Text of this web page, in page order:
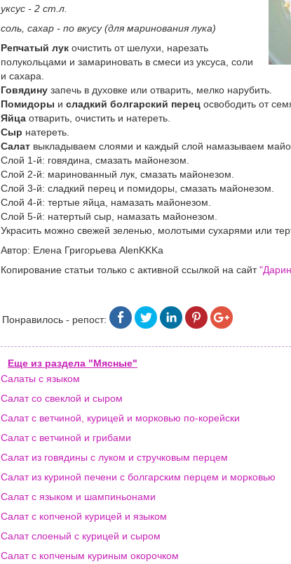
уксус - 2 ст.л.
соль, сахар - по вкусу (для маринования лука)
Репчатый лук очистить от шелухи, нарезать
полукольцами и замариновать в смеси из уксуса, соли
и сахара.
Говядину запечь в духовке или отварить, мелко нарубить.
Помидоры и сладкий болгарский перец освободить от
Яйца отварить, очистить и натереть.
Сыр натереть.
Салат выкладываем слоями и каждый слой намазываем
Слой 1-й: говядина, смазать майонезом.
Слой 2-й: маринованный лук, смазать майонезом.
Слой 3-й: сладкий перец и помидоры, смазать майонезом.
Слой 4-й: тертые яйца, намазать майонезом.
Слой 5-й: натертый сыр, намазать майонезом.
Украсить можно свежей зеленью, молотыми сухарями или
Автор: Елена Григорьева AlenKKKa
Копирование статьи только с активной ссылкой на сайт
Понравилось - репост:
Еще из раздела "Мясные"
Салаты с языком
Салат со свеклой и сыром
Салат с ветчиной, курицей и морковью по-корейски
Салат с ветчиной и грибами
Салат из говядины с луком и стручковым перцем
Салат из куриной печени с болгарским перцем и морковью
Салат с языком и шампиньонами
Салат с копченой курицей и языком
Салат слоеный с курицей и сыром
Салат с копченым куриным окорочком